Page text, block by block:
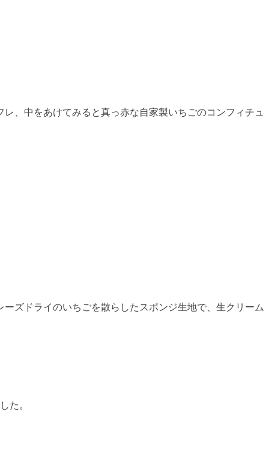
、中をあけてみると真っ赤な自家製いちごのコンフィチュ
ズドライのいちごを散らしたスポンジ生地で、生クリーム
た。